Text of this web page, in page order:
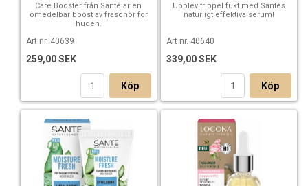
Care Booster från Santé är en
omedelbar boost av fräschör för
huden.
Art nr. 40639
259,00 SEK
Köp
Upplev trippel fukt med Santés
naturligt effektiva serum!
Art nr. 40640
339,00 SEK
Köp